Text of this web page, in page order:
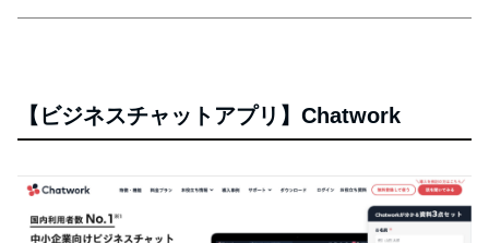
【ビジネスチャットアプリ】Chatwork